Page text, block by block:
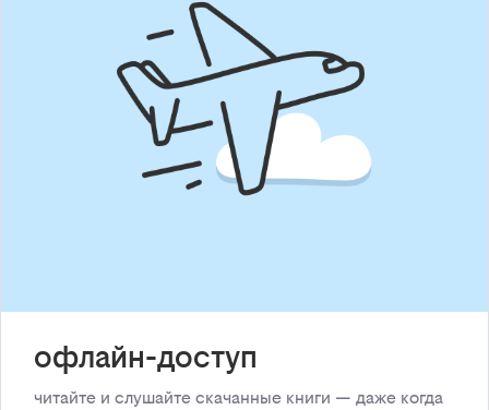
офлайн-доступ
читайте и слушайте скачанные книги — даже когда